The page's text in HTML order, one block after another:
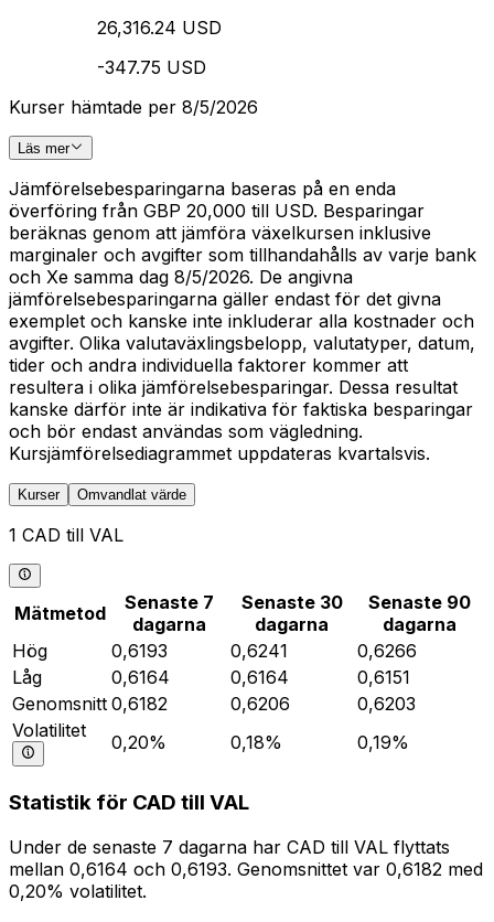
26,316.24 USD
-347.75 USD
Kurser hämtade per 8/5/2026
Läs mer
Jämförelsebesparingarna baseras på en enda
överföring från GBP 20,000 till USD. Besparingar
beräknas genom att jämföra växelkursen inklusive
marginaler och avgifter som tillhandahålls av varje bank
och Xe samma dag 8/5/2026. De angivna
jämförelsebesparingarna gäller endast för det givna
exemplet och kanske inte inkluderar alla kostnader och
avgifter. Olika valutaväxlingsbelopp, valutatyper, datum,
tider och andra individuella faktorer kommer att
resultera i olika jämförelsebesparingar. Dessa resultat
kanske därför inte är indikativa för faktiska besparingar
och bör endast användas som vägledning.
Kursjämförelsediagrammet uppdateras kvartalsvis.
Kurser Omvandlat värde
1 CAD till VAL
Mätmetod
Senaste 7
dagarna
Senaste 30
dagarna
Senaste 90
dagarna
Hög
0,6193 0,6241
0,6266
Låg
0,6164 0,6164
0,6151
Genomsnitt 0,6182 0,6206
0,6203
Volatilitet
0,20% 0,18% 0,19%
Statistik för CAD till VAL
Under de senaste 7 dagarna har CAD till VAL flyttats
mellan 0,6164 och 0,6193. Genomsnittet var 0,6182 med
0,20% volatilitet.